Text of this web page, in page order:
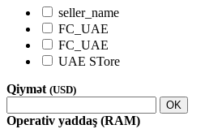
seller_name
FC_UAE
FC_UAE
UAE STore
Qiymət (USD)
OK
Operativ yaddaş (RAM)